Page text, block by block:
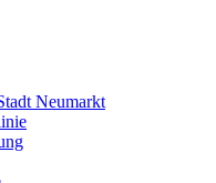
Neumarkt